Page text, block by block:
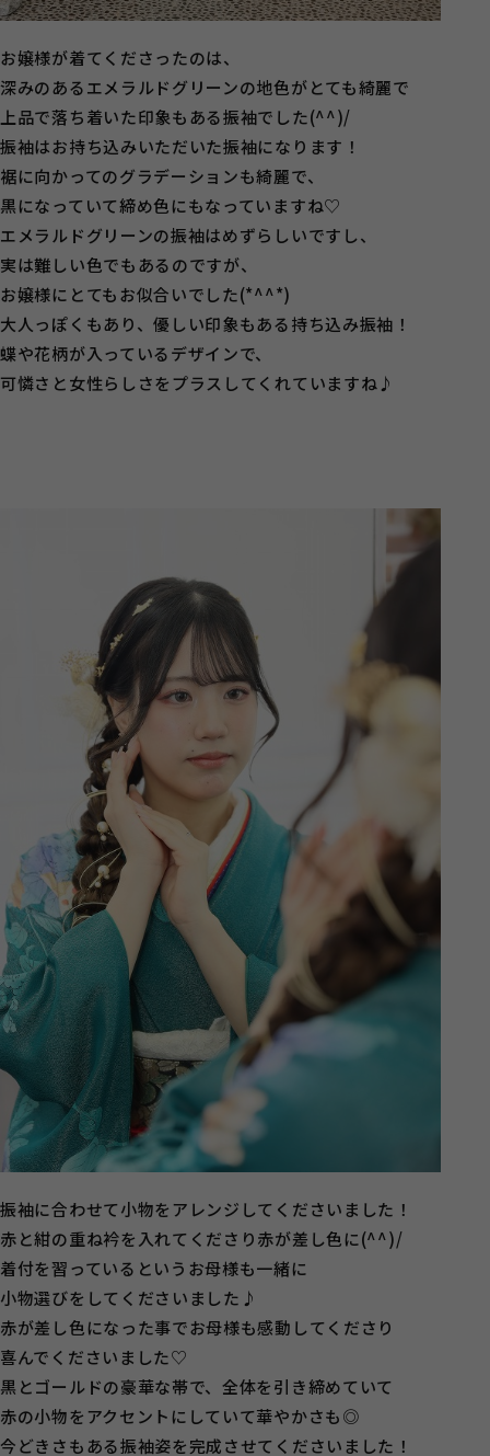
お嬢様が着てくださったのは、
深みのあるエメラルドグリーンの地色がとても綺麗で
上品で落ち着いた印象もある振袖でした(^^)/
振袖はお持ち込みいただいた振袖になります！
裾に向かってのグラデーションも綺麗で、
黒になっていて締め色にもなっていますね♡
エメラルドグリーンの振袖はめずらしいですし、
実は難しい色でもあるのですが、
お嬢様にとてもお似合いでした(*^^*)
大人っぽくもあり、優しい印象もある持ち込み振袖！
蝶や花柄が入っているデザインで、
可憐さと女性らしさをプラスしてくれていますね♪
振袖に合わせて小物をアレンジしてくださいました！
赤と紺の重ね衿を入れてくださり赤が差し色に(^^)/
着付を習っているというお母様も一緒に
小物選びをしてくださいました♪
赤が差し色になった事でお母様も感動してくださり
喜んでくださいました♡
黒とゴールドの豪華な帯で、全体を引き締めていて
赤の小物をアクセントにしていて華やかさも◎
今どきさもある振袖姿を完成させてくださいました！